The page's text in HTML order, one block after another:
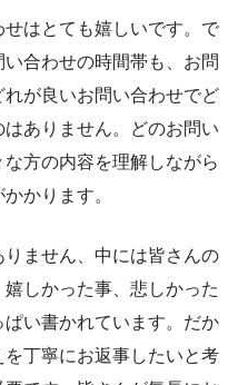
はとても嬉しいです。で
合わせの時間帯も、お問
が良いお問い合わせでど
ありません。どのお問い
方の内容を理解しながら
かります。
ません、中には皆さんの
しかった事、悲しかった
い書かれています。だか
丁寧にお返事したいと考